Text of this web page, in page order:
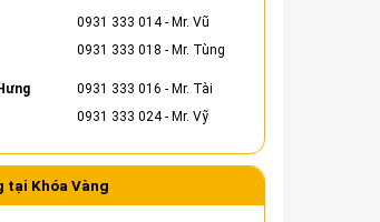
0931 333 014- Mr. Vũ
0931 333 018 - Mr. Tùng
0931 333 016 - Mr. Tài
0931 333 024- Mr. Vỹ
tại Khóa Vàng